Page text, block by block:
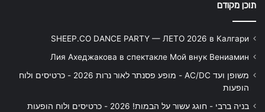
תוכן מקודם
SHEEP.CO DANCE PARTY — ЛЕТО 2026 в Калгари
Лия Ахеджакова в спектакле Мой внук Вениамин
משופן ועד AC/DC - מופע פסנתר לאור נרות 2026 - כרטיסים ולוח
הופעות
בניה ברבי - חוגג עשור על הבמות! 2026 - כרטיסים ולוח הופעות